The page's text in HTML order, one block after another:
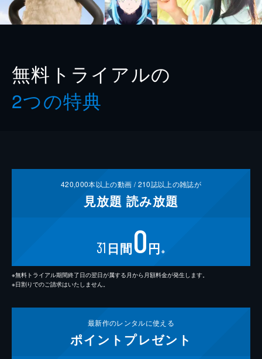
無料トライアルの
2つの特典
420,000本以上の動画 /210誌以上の雑誌が
見放題 読み放題
31 日間0円 ※
※無料トライアル期間終了日の翌日が属する月から月額料金が発生します。
※日割りでのご請求はいたしません。
最新作のレンタルに使える
ポイント プレゼント